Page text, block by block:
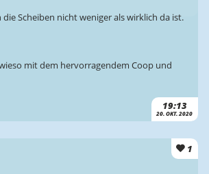
19:13
20. OKT. 2020
Scheiben nicht weniger als wirklich da ist.
mit dem hervorragendem Coop und
1